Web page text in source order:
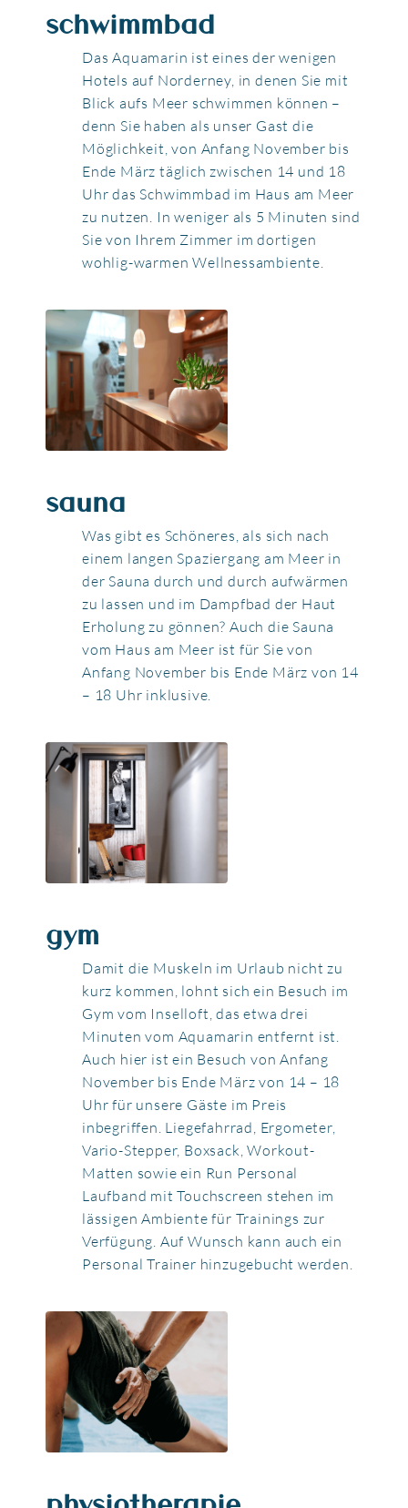
schwimmbad
Das Aquamarin ist eines der wenigen
Hotels auf Norderney, in denen Sie mit
Blick aufs Meer schwimmen können –
denn Sie haben als unser Gast die
Möglichkeit, von Anfang November bis
Ende März täglich zwischen 14 und 18
Uhr das Schwimmbad im Haus am Meer
zu nutzen. In weniger als 5 Minuten sind
Sie von Ihrem Zimmer im dortigen
wohlig-warmen Wellnessambiente.
sauna
Was gibt es Schöneres, als sich nach
einem langen Spaziergang am Meer in
der Sauna durch und durch aufwärmen
zu lassen und im Dampfbad der Haut
Erholung zu gönnen? Auch die Sauna
vom Haus am Meer ist für Sie von
Anfang November bis Ende März von 14
– 18 Uhr inklusive.
gym
Damit die Muskeln im Urlaub nicht zu
kurz kommen, lohnt sich ein Besuch im
Gym vom Inselloft, das etwa drei
Minuten vom Aquamarin entfernt ist.
Auch hier ist ein Besuch von Anfang
November bis Ende März von 14 – 18
Uhr für unsere Gäste im Preis
inbegriffen. Liegefahrrad, Ergometer,
Vario-Stepper, Boxsack, Workout-
Matten sowie ein Run Personal
Laufband mit Touchscreen stehen im
lässigen Ambiente für Trainings zur
Verfügung. Auf Wunsch kann auch ein
Personal Trainer hinzugebucht werden.